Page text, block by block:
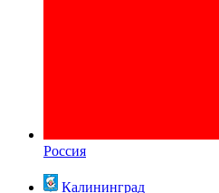
Россия
Калининград